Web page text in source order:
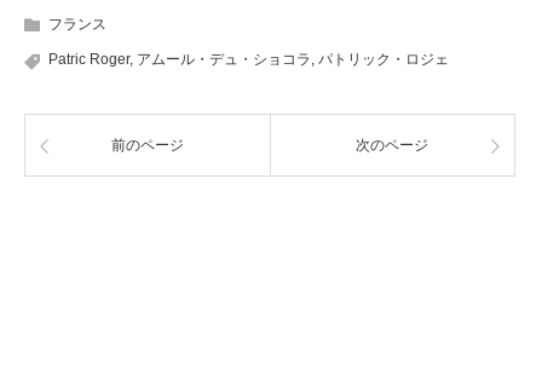
フランス
Patric Roger, アムール・デュ・ショコラ , パトリック・ロジェ
前のページ 次のページ